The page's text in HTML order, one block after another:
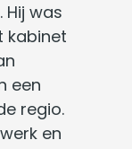
Hij was
kabinet
een
regio.
en